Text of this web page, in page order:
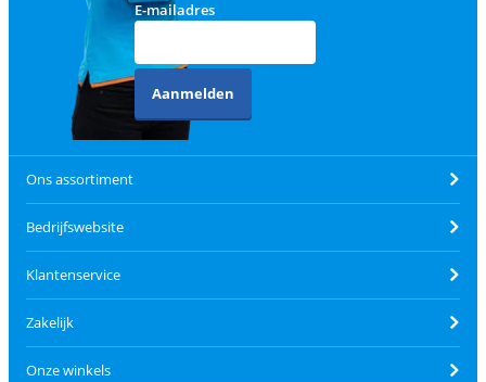
E-mailadres
Aanmelden
Ons assortiment
Bedrijfswebsite
Klantenservice
Zakelijk
Onze winkels